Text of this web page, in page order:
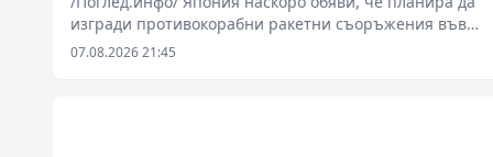
изгради противокорабни ракетни съоръжения във
военни бази на своите тихоокеански острови. В
07.08.2026 21:45